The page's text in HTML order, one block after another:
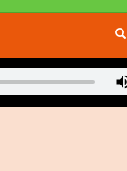
en EE. UU.